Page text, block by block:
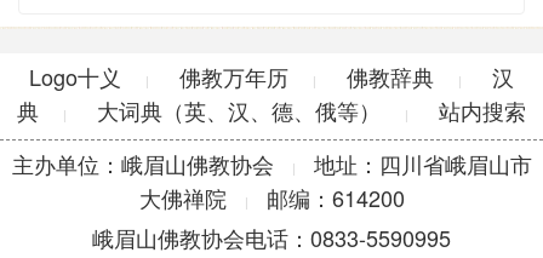
Logo十义 | 佛教万年历 | 佛教辞典 |
汉
典
| 大词典（英、汉、德、俄等） |
站内搜索
主办单位：峨眉山佛教协会
|
地址：四川省峨眉山市
大佛禅院
|
邮编：614200
峨眉山佛教协会电话：0833-5590995